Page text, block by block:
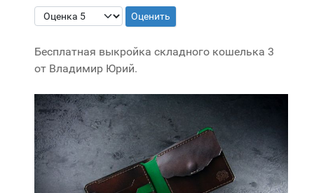
Рейтинг:5/5
Пожалуйста, оцените
Бесплатная выкройка складного кошелька 3
от Владимир Юрий.